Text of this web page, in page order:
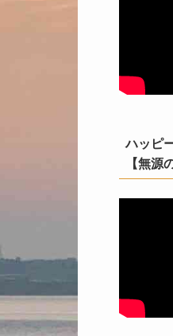
ハッピ
【無源